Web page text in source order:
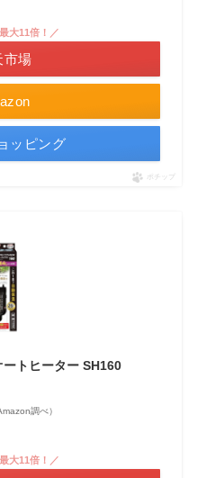
大11倍！／
市場
ッピング
ポチップ
トヒーター SH160
調べ）
大11倍！／